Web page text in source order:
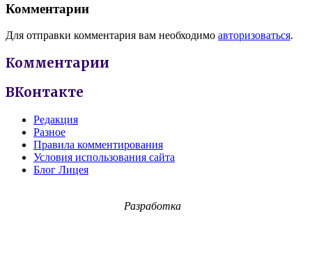
Комментарии
Для отправки комментария вам необходимо авторизоваться.
Комментарии
ВКонтакте
Редакция
Разное
Правила комментирования
Условия использования сайта
Блог Лицея
Разработка